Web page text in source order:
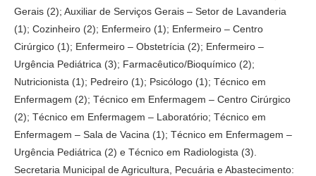
Gerais (2); Auxiliar de Serviços Gerais – Setor de Lavanderia
(1); Cozinheiro (2); Enfermeiro (1); Enfermeiro – Centro
Cirúrgico (1); Enfermeiro – Obstetrícia (2); Enfermeiro –
Urgência Pediátrica (3); Farmacêutico/Bioquímico (2);
Nutricionista (1); Pedreiro (1); Psicólogo (1); Técnico em
Enfermagem (2); Técnico em Enfermagem – Centro Cirúrgico
(2); Técnico em Enfermagem – Laboratório; Técnico em
Enfermagem – Sala de Vacina (1); Técnico em Enfermagem –
Urgência Pediátrica (2) e Técnico em Radiologista (3).
Secretaria Municipal de Agricultura, Pecuária e Abastecimento: